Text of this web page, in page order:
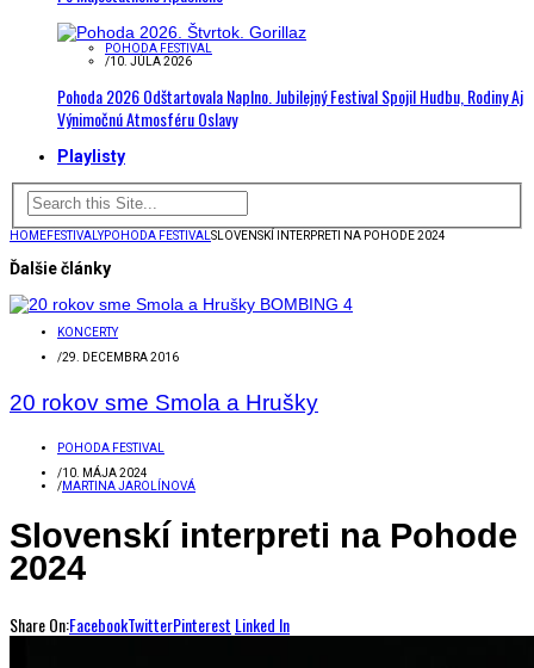
POHODA FESTIVAL
/10. JÚLA 2026
Pohoda 2026 Odštartovala Naplno. Jubilejný Festival Spojil Hudbu, Rodiny Aj
Výnimočnú Atmosféru Oslavy
Playlisty
HOMEFESTIVALYPOHODA FESTIVAL SLOVENSKÍ INTERPRETI NA POHODE 2024
Ďalšie články
KONCERTY
/29. DECEMBRA 2016
20 rokov sme Smola a Hrušky
POHODA FESTIVAL
/10. MÁJA 2024
/MARTINA JAROLÍNOVÁ
Slovenskí interpreti na Pohode
2024
Share On:FacebookTwitterPinterest Linked In